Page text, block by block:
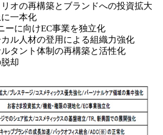
オの再構築とブランドへの投資拡大
一本化
に向けEC事業を独立化
ル人材の登用による組織力強化
タント体制の再構築と活性化
却